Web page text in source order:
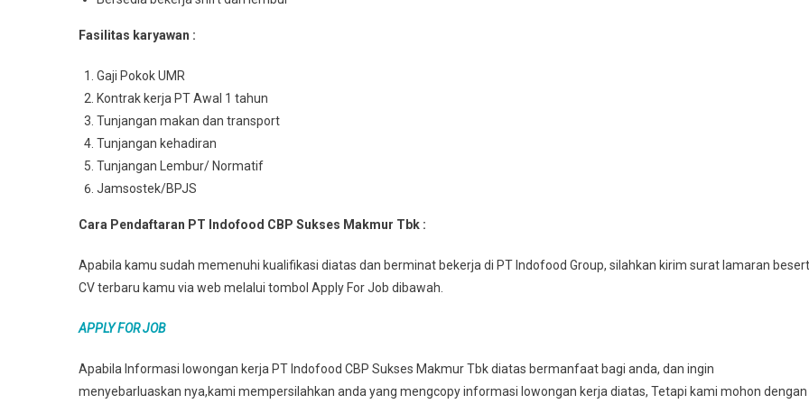
Fasilitas karyawan :
Gaji Pokok UMR
Kontrak kerja PT Awal 1 tahun
Tunjangan makan dan transport
Tunjangan kehadiran
Tunjangan Lembur/ Normatif
Jamsostek/BPJS
Cara Pendaftaran PT Indofood CBP Sukses Makmur Tbk :
Apabila kamu sudah memenuhi kualifikasi diatas dan berminat bekerja di PT Indofood Group, silahkan kirim surat lamaran
CV terbaru kamu via web melalui tombol Apply For Job dibawah.
APPLY FOR JOB
Apabila Informasi lowongan kerja PT Indofood CBP Sukses Makmur Tbk diatas bermanfaat bagi anda, dan ingin
menyebarluaskan nya,kami mempersilahkan anda yang mengcopy informasi lowongan kerja diatas, Tetapi kami mohon dengan